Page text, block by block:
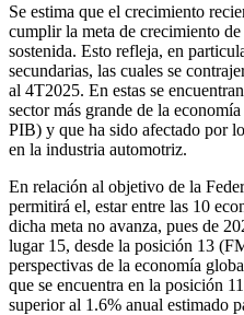
Se estima que el crecimiento
cumplir la meta de crecimiento
sostenida. Esto refleja, en
secundarias, las cuales se
al 4T2025. En estas se
sector más grande de la
PIB) y que ha sido afectado por
en la industria automotriz.
En relación al objetivo de la
permitirá el, estar entre las 10
dicha meta no avanza, pues de
lugar 15, desde la posición 13
perspectivas de la economía
que se encuentra en la posición
superior al 1.6% anual estimado